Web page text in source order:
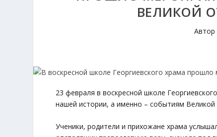
ВЕЛИКОЙ
Автор
23 февраля в воскресной школе
нашей истории, а именно – событиям
Ученики, родители и прихожане храма